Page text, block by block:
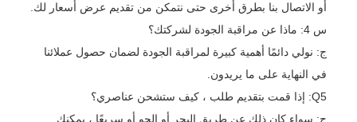
أو الاتصال بنا بطرق أخرى حتى نتمكن من تقديم عرض أسعار لك.
س 4: ماذا عن مراقبة الجودة لشركتك؟
ج: نولي دائمًا أهمية كبيرة لمراقبة الجودة لضمان حصول عملائنا
في النهاية على ما يريدون.
Q5: إذا قمت بتقديم طلب ، كيف ستشحن عناصري؟
ج: سواء كان ذلك عن طريق البحر أو الجو أو سريعًا ، يمكنك